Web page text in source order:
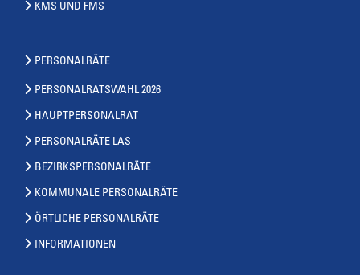
KMS UND FMS
PERSONALRÄTE
PERSONALRATSWAHL 2026
HAUPTPERSONALRAT
PERSONALRÄTE LAS
BEZIRKSPERSONALRÄTE
KOMMUNALE PERSONALRÄTE
ÖRTLICHE PERSONALRÄTE
INFORMATIONEN